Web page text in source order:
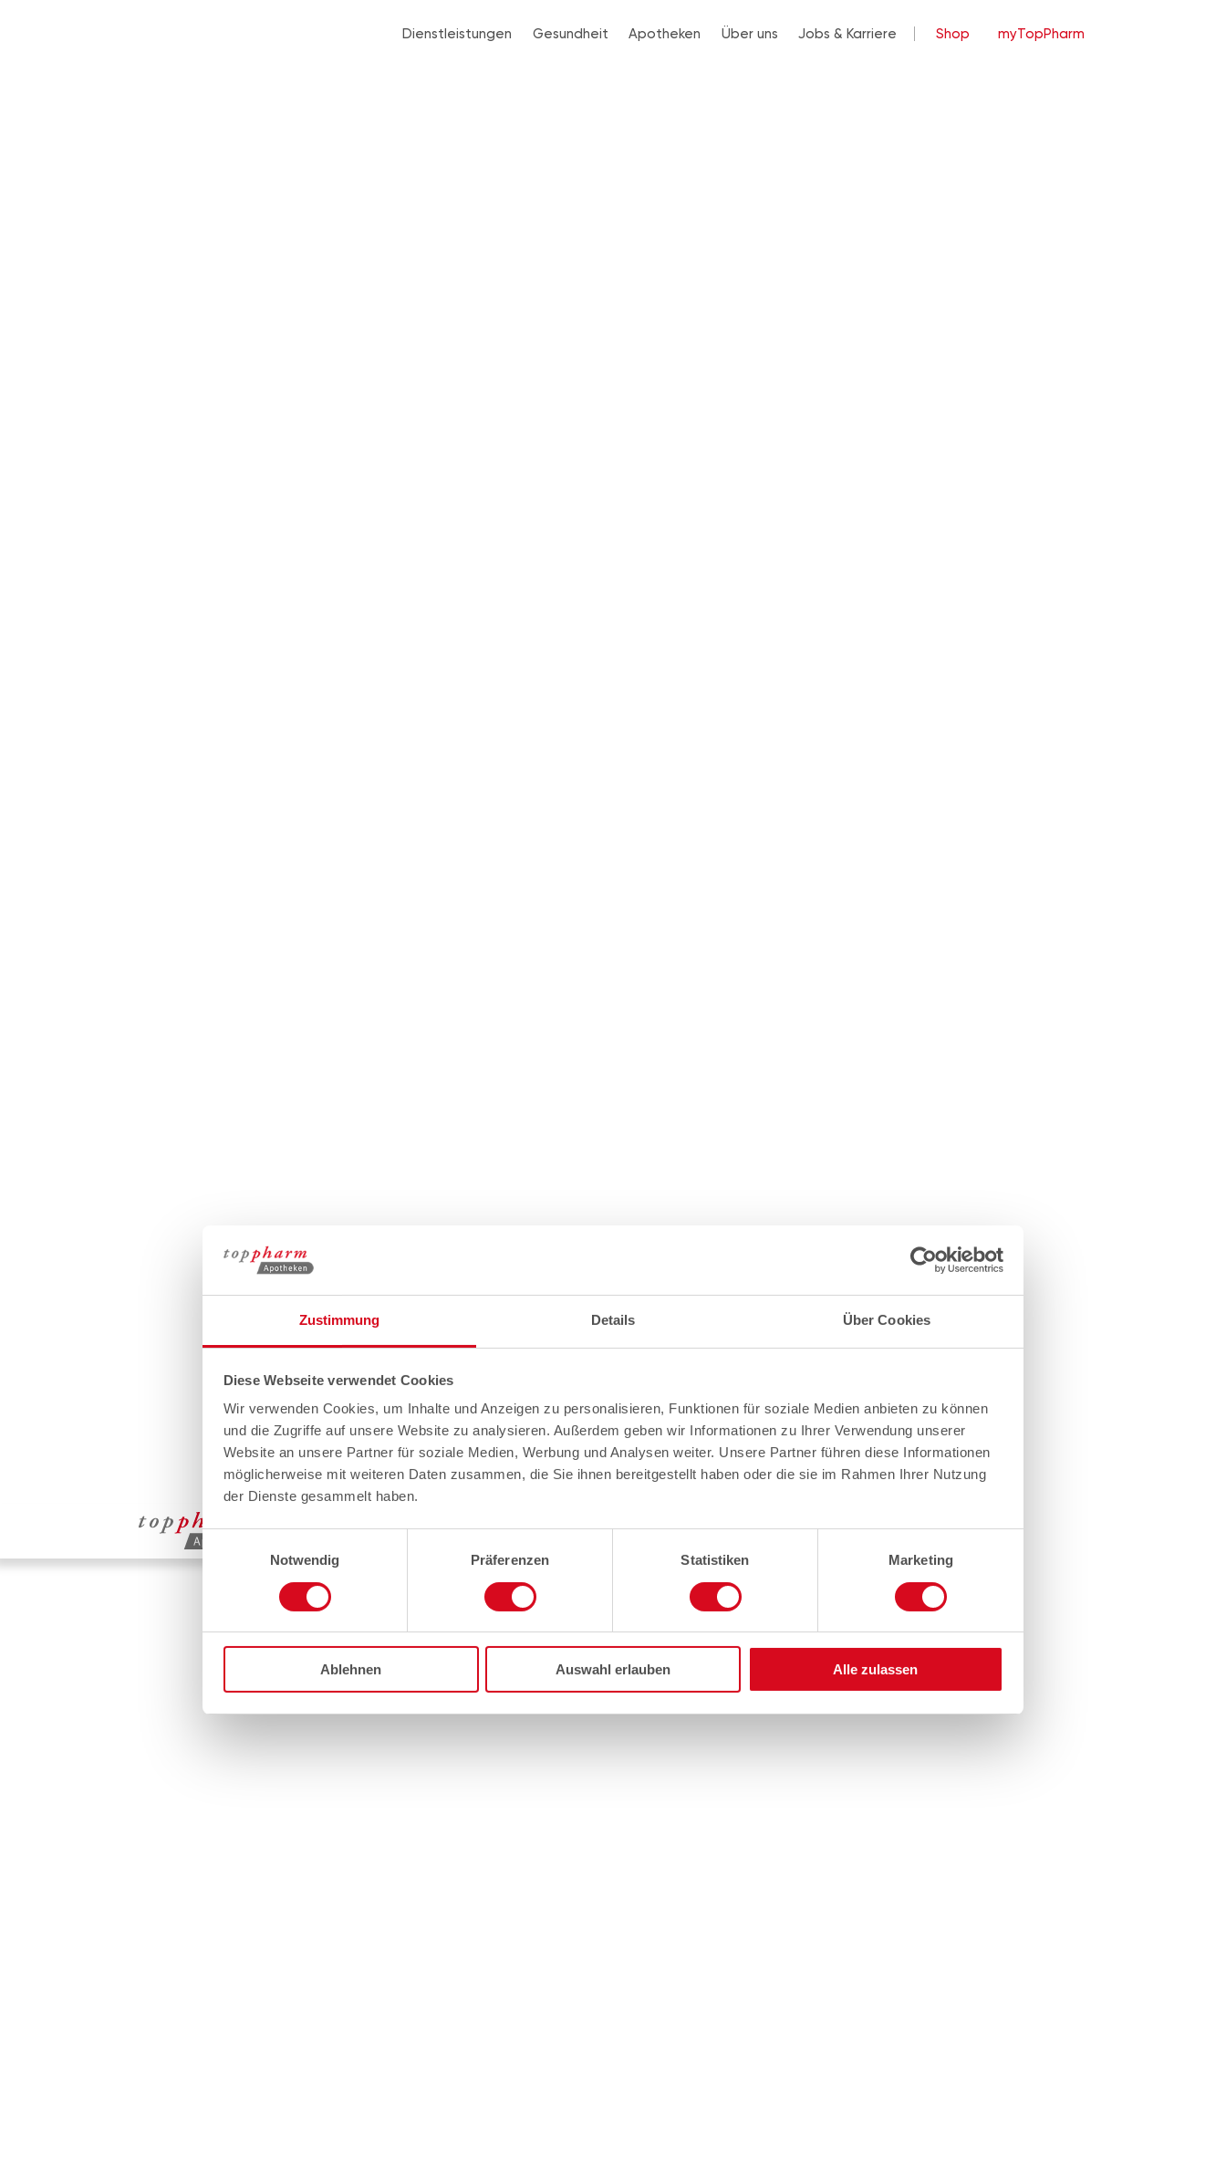
Zustimmung Details Über Cookies
Diese Webseite verwendet Cookies
Wir verwenden Cookies, um Inhalte und Anzeigen zu personalisieren, Funktionen für soziale Medien anbieten zu können
und die Zugriffe auf unsere Website zu analysieren. Außerdem geben wir Informationen zu Ihrer Verwendung unserer
Website an unsere Partner für soziale Medien, Werbung und Analysen weiter. Unsere Partner führen diese Informationen
möglicherweise mit weiteren Daten zusammen, die Sie ihnen bereitgestellt haben oder die sie im Rahmen Ihrer Nutzung
der Dienste gesammelt haben.
Einwilligungsauswahl
Notwendig
Präferenzen Statistiken Marketing
Ablehnen Auswahl erlauben Alle zulassen
Dienstleistungen Gesundheit Apotheken Über uns Jobs & Karriere Shop myTopPharm